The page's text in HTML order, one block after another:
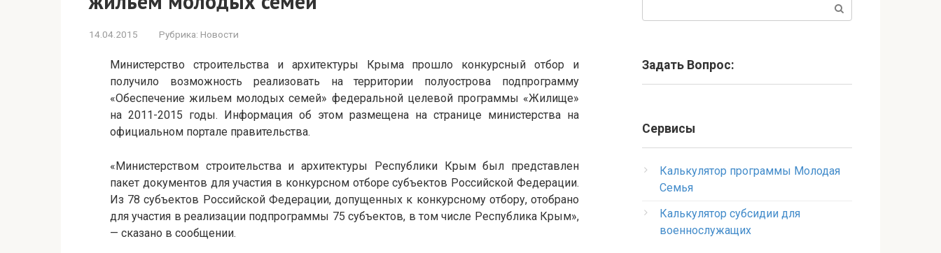
14.04.2015 Рубрика: Новости
Министерство строительства и архитектуры Крыма прошло конкурсный отбор и
получило возможность реализовать на территории полуострова подпрограмму
«Обеспечение жильем молодых семей» федеральной целевой программы «Жилище»
на 2011-2015 годы. Информация об этом размещена на странице министерства на
официальном портале правительства.
«Министерством строительства и архитектуры Республики Крым был представлен
пакет документов для участия в конкурсном отборе субъектов Российской Федерации.
Из 78 субъектов Российской Федерации, допущенных к конкурсному отбору, отобрано
для участия в реализации подпрограммы 75 субъектов, в том числе Республика Крым»,
— сказано в сообщении.
Задать Вопрос:
Сервисы
Калькулятор программы Молодая
Семья
Калькулятор субсидии для
военнослужащих